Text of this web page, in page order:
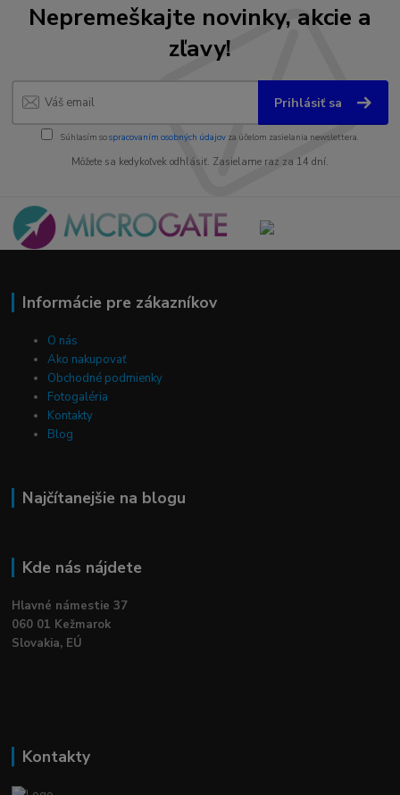
Nepremeškajte novinky, akcie a
zľavy!
Prihlásiť sa
Súhlasím sospracovaním osobných údajov za účelom zasielania newslettera.
Môžete sa kedykoľvek odhlásiť. Zasielame raz za 14 dní.
Informácie pre zákazníkov
O nás
Ako nakupovať
Obchodné podmienky
Fotogaléria
Kontakty
Blog
Najčítanejšie na blogu
Kde nás nájdete
Hlavné námestie 37
060 01 Kežmarok
Slovakia, EÚ
Kontakty